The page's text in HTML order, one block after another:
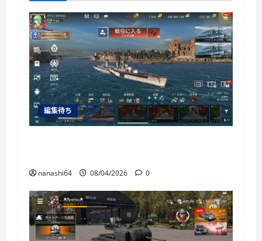
編集待ち
nanashi64 08/04/2026 0